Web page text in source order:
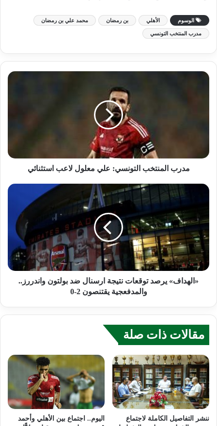
الوسوم الأهلي بن رمضان محمد علي بن رمضان
مدرب المنتخب التونسي
مدرب المنتخب التونسي: علي معلول لاعب استثنائي
«الهداف» يرصد توقعات نتيجة ارسنال ضد بولتون واندررز..
والمدفعجية يقتنصون 2-0
مقالات ذات صلة
ننشر التفاصيل الكاملة لاجتماع
اليوم.. اجتماع بين الأهلي وأحمد